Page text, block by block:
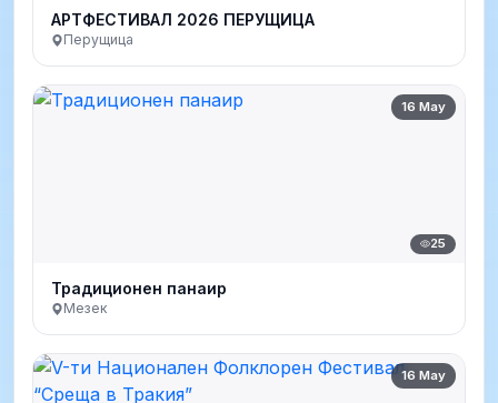
АРТФЕСТИВАЛ 2026 ПЕРУЩИЦА
Перущица
16 May
25
Традиционен панаир
Мезек
16 May